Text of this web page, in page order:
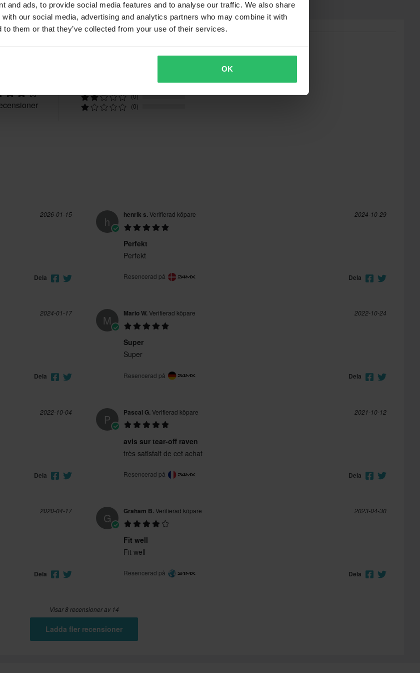
and ads, to provide social media features and to analyse our traffic. We also share
our social media, advertising and analytics partners who may combine it with
to them or that they’ve collected from your use of their services.
OK
Recensioner
(0)
(0)
2026-01-15
Dela
h henrik s.Verifierad köpare 2024-10-29
Perfekt
Perfekt
Resencerad på Dela
2024-01-17
Dela
M Mario W.Verifierad köpare 2022-10-24
Super
Super
Resencerad på Dela
2022-10-04
Dela
P Pascal G.Verifierad köpare 2021-10-12
avis sur tear-off raven
très satisfait de cet achat
Resencerad på Dela
2020-04-17
Dela
G Graham B.Verifierad köpare 2023-04-30
Fit well
Fit well
Resencerad på Dela
Visar 8 recensioner av 14
Ladda fler recensioner